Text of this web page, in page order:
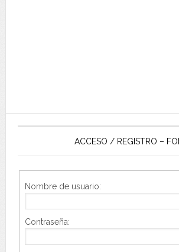
ACCESO / REGISTRO –
Nombre de usuario:
Contraseña: